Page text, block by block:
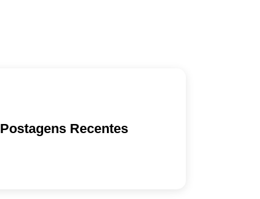
Postagens Recentes